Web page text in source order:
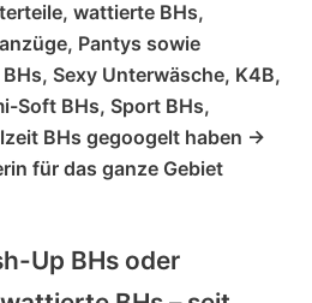
wattierte BHs,
Pantys sowie
Sexy Unterwäsche, K4B,
Soft BHs, Sport BHs,
BHs gegoogelt haben ->
für das ganze Gebiet
Up BHs oder